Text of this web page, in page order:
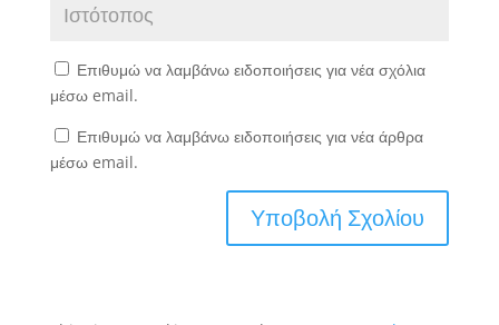
Επιθυμώ να λαμβάνω ειδοποιήσεις για νέα σχόλια
μέσω email.
Επιθυμώ να λαμβάνω ειδοποιήσεις για νέα άρθρα
μέσω email.